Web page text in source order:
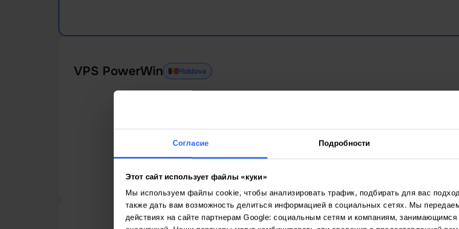
Согласие Подробности
Этот сайт использует файлы «куки»
Мы используем файлы cookie, чтобы анализировать трафик, подбирать для вас
также дать вам возможность делиться информацией в социальных сетях. Мы
действиях на сайте партнерам Google: социальным сетям и компаниям,
VPS PowerWin Moldova